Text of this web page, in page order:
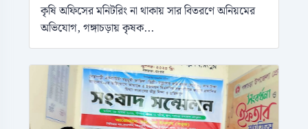
কৃষি অফিসের মনিটরিং না থাকায় সার বিতরণে অনিয়মের
অভিযোগ, গঙ্গাচড়ায় কৃষক...